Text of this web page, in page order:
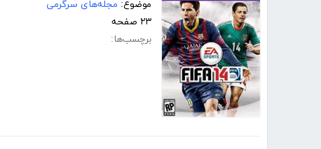
موضوع: مجله‌های سرگرمی
۲۳ صفحه
برچسب‌ها: